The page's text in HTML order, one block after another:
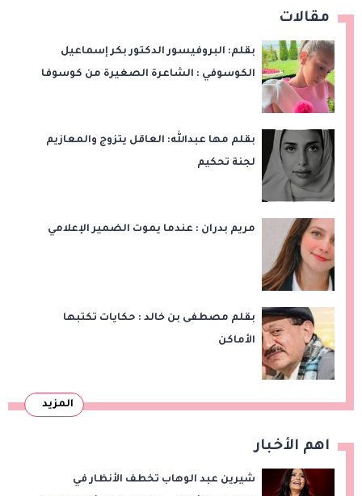
مقالات
بقلم: البروفيسور الدكتور بكر إسماعيل
الكوسوفي : الشاعرة الصغيرة من كوسوفا
بقلم مها عبدالله: العاقل يتزوج والمعازيم
لجنة تحكيم
مريم بدران : عندما يموت الضمير الإعلامي
بقلم مصطفى بن خالد : حكايات تكتبها
الأماكن
المزيد
اهم الأخبار
شيرين عبد الوهاب تخطف الأنظار في